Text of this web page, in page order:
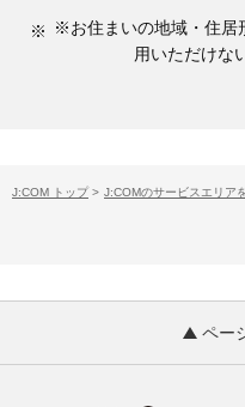
※お住まいの地域・住居
用いただけな
J:COM トップ > J:COMのサービスエリア
ペー